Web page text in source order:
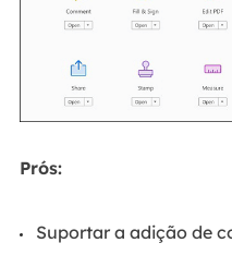
Prós:
Suportar a adição de